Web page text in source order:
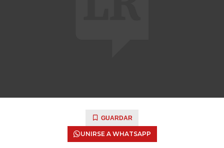
GUARDAR
UNIRSE A WHATSAPP